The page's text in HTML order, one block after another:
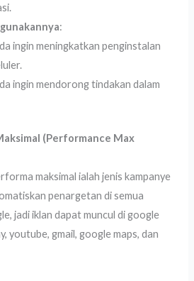
:
ingin meningkatkan penginstalan
ingin mendorong tindakan dalam
(Performance Max
maksimal ialah jenis kampanye
penargetan di semua
jadi iklan dapat muncul di google
youtube, gmail, google maps, dan